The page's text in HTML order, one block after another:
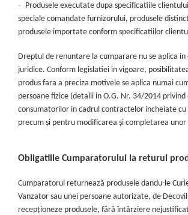
·
Produsele executate dupa specificatiile
speciale comandate furnizorului, produsele
produsele importate conform specificatiilor
Dreptul de renuntare la cumparare nu se aplica in
juridice. Conform legislatiei in vigoare,
produs fara a preciza motivele se aplica numai
persoane fizice (detalii in O.G. Nr. 34/2014
consumatorilor in cadrul contractelor incheiate cu
precum şi pentru modificarea şi completarea
Obligatiile Cumparatorului la returul
Cumparatorul returnează produsele dandu-le
Vanzator sau unei persoane autorizate, de
recepţioneze produsele, fără întârziere